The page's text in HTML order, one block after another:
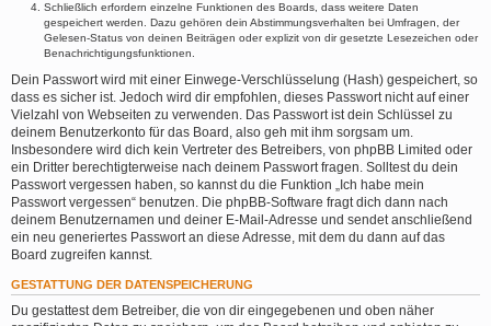
Schließlich erfordern einzelne Funktionen des Boards, dass weitere Daten
gespeichert werden. Dazu gehören dein Abstimmungsverhalten bei Umfragen, der
Gelesen-Status von deinen Beiträgen oder explizit von dir gesetzte Lesezeichen oder
Benachrichtigungsfunktionen.
Dein Passwort wird mit einer Einwege-Verschlüsselung (Hash) gespeichert, so
dass es sicher ist. Jedoch wird dir empfohlen, dieses Passwort nicht auf einer
Vielzahl von Webseiten zu verwenden. Das Passwort ist dein Schlüssel zu
deinem Benutzerkonto für das Board, also geh mit ihm sorgsam um.
Insbesondere wird dich kein Vertreter des Betreibers, von phpBB Limited oder
ein Dritter berechtigterweise nach deinem Passwort fragen. Solltest du dein
Passwort vergessen haben, so kannst du die Funktion „Ich habe mein
Passwort vergessen“ benutzen. Die phpBB-Software fragt dich dann nach
deinem Benutzernamen und deiner E-Mail-Adresse und sendet anschließend
ein neu generiertes Passwort an diese Adresse, mit dem du dann auf das
Board zugreifen kannst.
GESTATTUNG DER DATENSPEICHERUNG
Du gestattest dem Betreiber, die von dir eingegebenen und oben näher